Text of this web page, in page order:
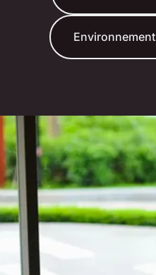
Environnement